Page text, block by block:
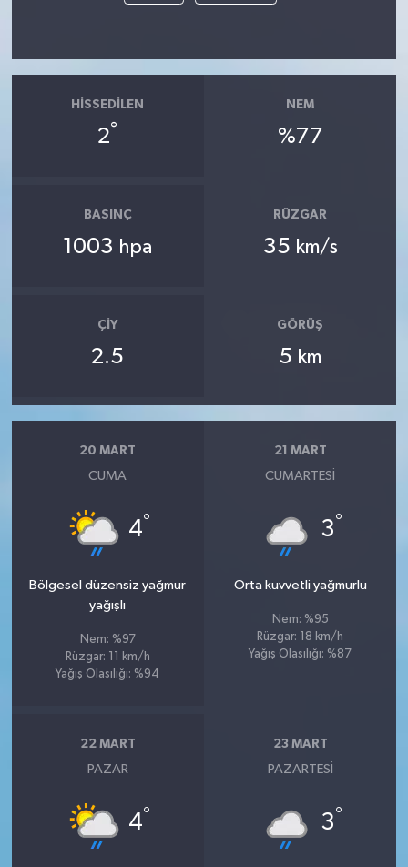
HISSEDILEN
2°
NEM
%77
BASINÇ
1003 hpa
RÜZGAR
35 km/s
ÇIY
2.5
GÖRÜŞ
5 km
20 MART
CUMA
4°
Bölgesel düzensiz yağmur
yağışlı
Nem: %97
Rüzgar: 11 km/h
Yağış Olasılığı: %94
21 MART
CUMARTESI
3°
Orta kuvvetli yağmurlu
Nem: %95
Rüzgar: 18 km/h
Yağış Olasılığı: %87
22 MART
PAZAR
4°
23 MART
PAZARTESI
3°